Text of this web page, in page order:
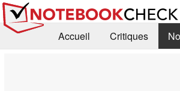
Accueil Critiques